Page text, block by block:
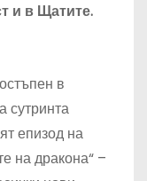
и в Щатите.
в
сутринта
епизод на
на дракона“ –